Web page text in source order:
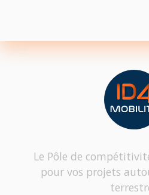
Le Pôle de
pour vos projets